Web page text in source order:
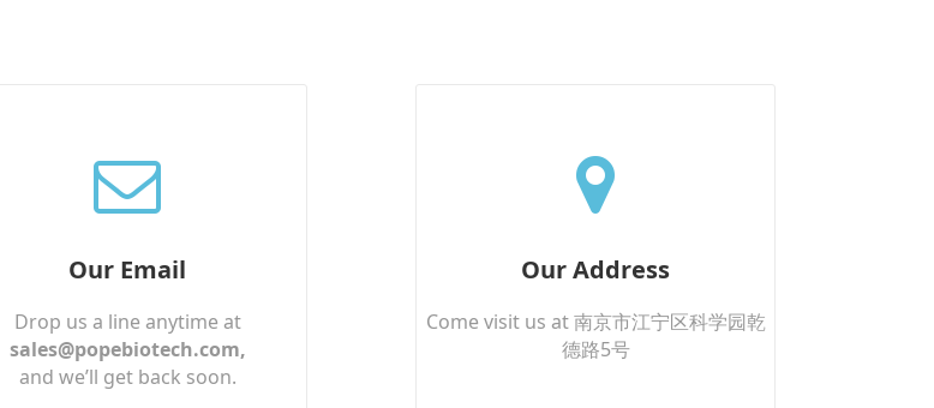
Our Email
Drop us a line anytime at
sales@popebiotech.com,
and we’ll get back soon.
Our Address
Come visit us at 南京市江宁区科学园乾
德路5号